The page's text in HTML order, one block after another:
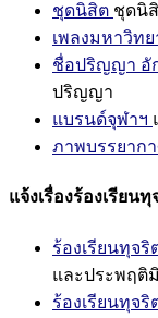
ชุดนิสิต ชุดนิ
เพลงมหาวิทย
ชื่อปริญญา อั
ปริญญา
แบรนด์จุฬาฯ
ภาพบรรยาก
แจ้งเรื่องร้องเรียนทุ
ร้องเรียนทุจ
และประพฤติ
ร้องเรียนทุจ